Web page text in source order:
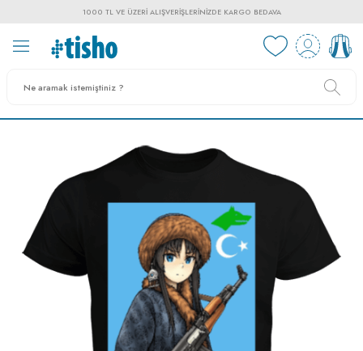
1000 TL VE ÜZERI ALIŞVERIŞLERINIZDE KARGO BEDAVA